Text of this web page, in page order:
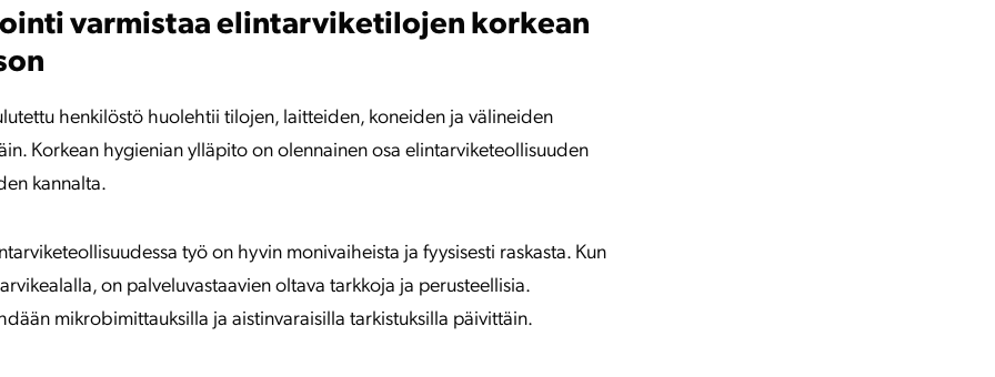
varmistaa elintarviketilojen korkean
henkilöstö huolehtii tilojen, laitteiden, koneiden ja välineiden
Korkean hygienian ylläpito on olennainen osa elintarviketeollisuuden
kannalta.
työ on hyvin monivaiheista ja fyysisesti raskasta. Kun
on palveluvastaavien oltava tarkkoja ja perusteellisia.
mikrobimittauksilla ja aistinvaraisilla tarkistuksilla päivittäin.